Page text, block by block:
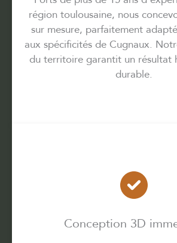
région toulousaine, nous
sur mesure, parfaitement
aux spécificités de Cugnaux.
du territoire garantit un résultat
durable.
Conception 3D